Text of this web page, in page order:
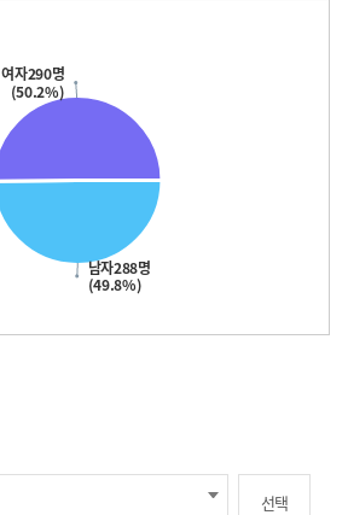
남자288명
(49.8%)
여자290명
(50.2%)
선택